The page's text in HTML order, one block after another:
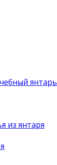
янтарь
из янтаря